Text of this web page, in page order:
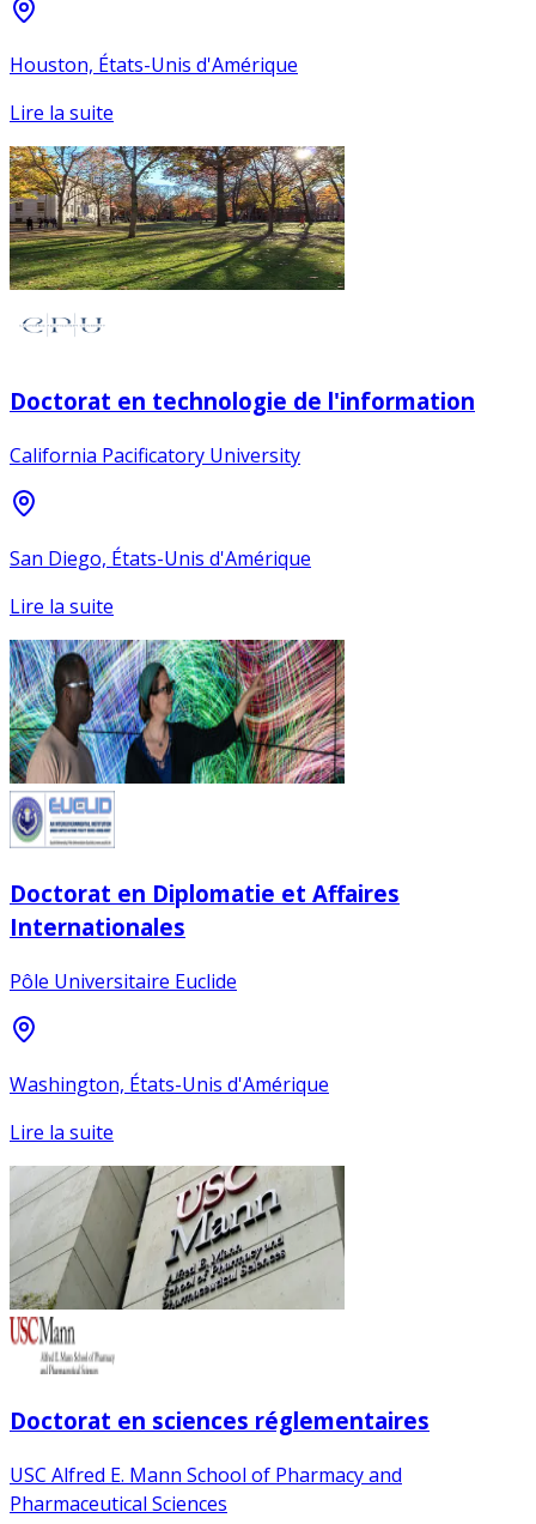
Houston, États-Unis d'Amérique
Lire la suite
Doctorat en technologie de l'information
California Pacificatory University
San Diego, États-Unis d'Amérique
Lire la suite
Doctorat en Diplomatie et Affaires
Internationales
Pôle Universitaire Euclide
Washington, États-Unis d'Amérique
Lire la suite
Doctorat en sciences réglementaires
USC Alfred E. Mann School of Pharmacy and
Pharmaceutical Sciences